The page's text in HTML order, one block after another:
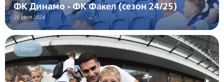
ФК Динамо - ФК Факел (сезон 24/25)
20 июля 2024
Спорт